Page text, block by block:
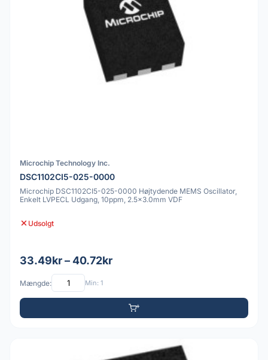
Microchip Technology Inc.
DSC1102CI5-025-0000
Microchip DSC1102CI5-025-0000 Højtydende MEMS Oscillator,
Enkelt LVPECL Udgang, 10ppm, 2.5x3.0mm VDF
Udsolgt
33.49kr – 40.72kr
Mængde: Min: 1